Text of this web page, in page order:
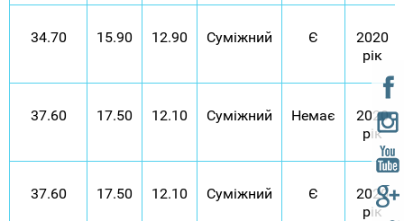
34.70 15.90 12.90 Суміжний Є
2020
рік
37.60 17.50 12.10 Суміжний Немає
2020
рік
37.60 17.50 12.10 Суміжний Є
2020
рік